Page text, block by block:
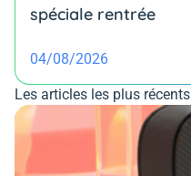
spéciale rentrée
04/08/2026
Les articles les plus récents